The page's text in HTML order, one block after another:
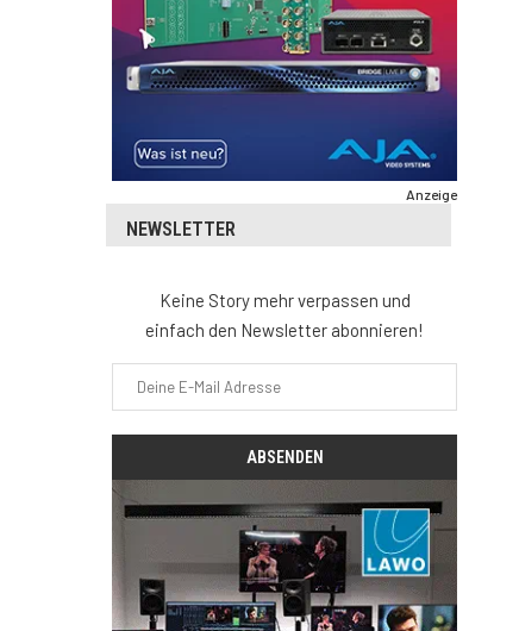
Anzeige
NEWSLETTER
Keine Story mehr verpassen und
einfach den Newsletter abonnieren!